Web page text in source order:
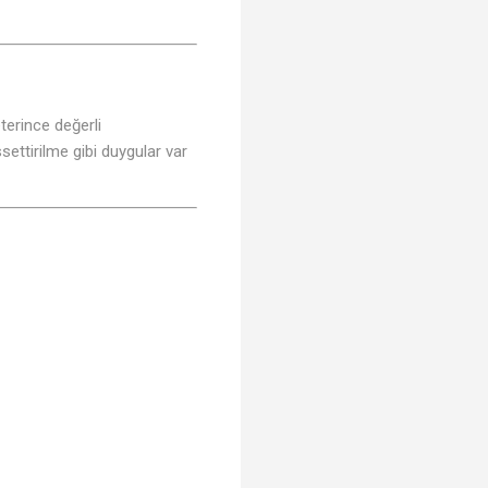
değerli
gibi duygular var